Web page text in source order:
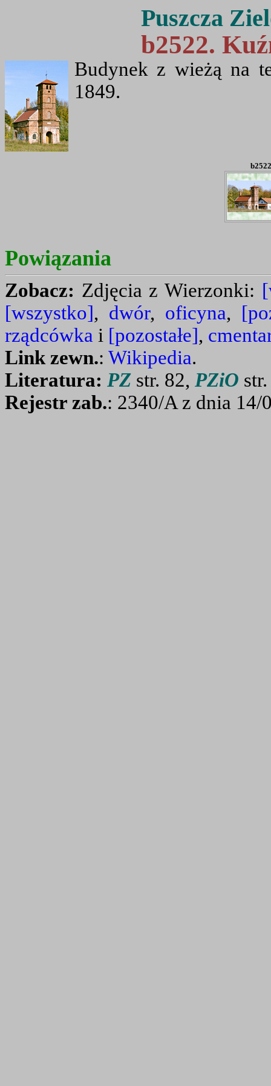
Puszcza
b2522.
Budynek z wieżą na
1849.
Powiązania
Zobacz: Zdjęcia z Wierzonki:
[wszystko], dwór, oficyna,
rządcówka i [pozostałe],
Link zewn.: Wikipedia.
Literatura: PZ str. 82, PZiO
Rejestr zab.: 2340/A z dnia 14/